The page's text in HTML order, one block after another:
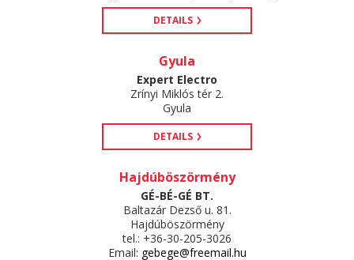
DETAILS
Gyula
Expert Electro
Zrínyi Miklós tér 2.
Gyula
DETAILS
Hajdúböszörmény
GÉ-BÉ-GÉ BT.
Baltazár Dezső u. 81.
Hajdúböszörmény
tel.: +36-30-205-3026
Email: gebege@freemail.hu